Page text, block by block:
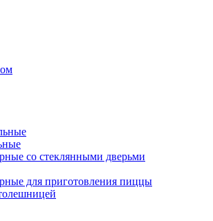
со стеклянными дверьми
для приготовления пиццы